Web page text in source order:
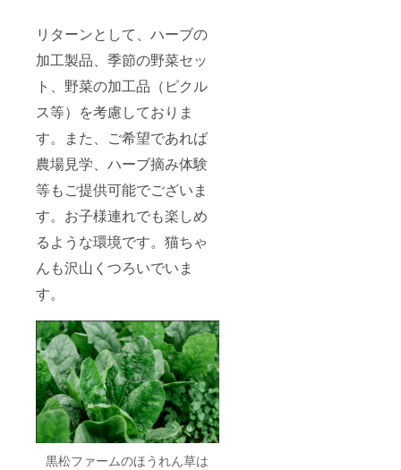
リターンとして、ハーブの
加工製品、季節の野菜セッ
ト、野菜の加工品（ピクル
ス等）を考慮しておりま
す。また、ご希望であれば
農場見学、ハーブ摘み体験
等もご提供可能でございま
す。お子様連れでも楽しめ
るような環境です。猫ちゃ
んも沢山くつろいでいま
す。
黒松ファームのほうれん草は